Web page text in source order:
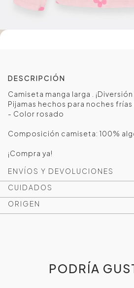
DESCRIPCIÓN
Camiseta manga larga .
Pijamas hechos para noches frías
- Color rosado
Composición camiseta: 100%
¡Compra ya!
ENVÍOS Y DEVOLUCIONES
CUIDADOS
ORIGEN
PODRÍA